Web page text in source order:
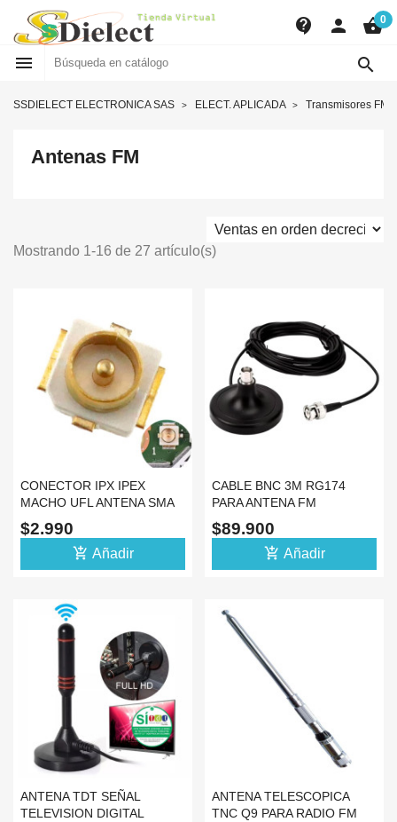
contact_support person shopping_basket0
 
SSDIELECT ELECTRONICA SAS ELECT. APLICADA Transmisores FM
Antenas FM
Mostrando 1-16 de 27 artículo(s)
CONECTOR IPX IPEX
MACHO UFL ANTENA SMA
RF GPS WIFI 4G LTE 50
$2.990
add_shopping_cart Añadir
CABLE BNC 3M RG174
PARA ANTENA FM
TELESCOPICA BASE
MAGNETICA
$89.900
add_shopping_cart Añadir
ANTENA TDT SEÑAL
TELEVISION DIGITAL
ANTENA TELESCOPICA
TNC Q9 PARA RADIO FM